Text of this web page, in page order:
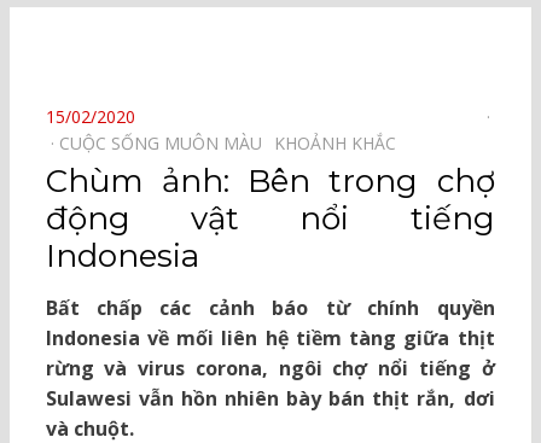
POSTED
ON
15/02/2020
CUỘC SỐNG MUÔN MÀU⠀
KHOẢNH KHẮC⠀
Chùm ảnh: Bên trong chợ
động vật nổi tiếng
Indonesia
Bất chấp các cảnh báo từ chính quyền
Indonesia về mối liên hệ tiềm tàng giữa thịt
rừng và virus corona, ngôi chợ nổi tiếng ở
Sulawesi vẫn hồn nhiên bày bán thịt rắn, dơi
và chuột.